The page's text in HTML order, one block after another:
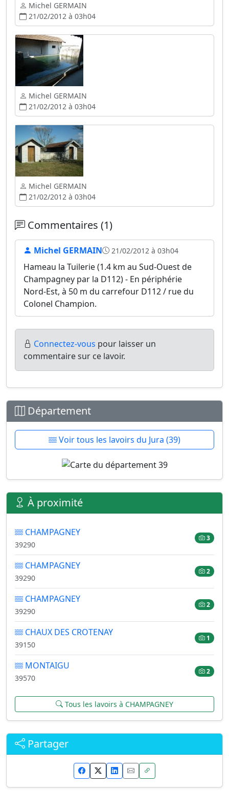
Michel GERMAIN
21/02/2012 à 03h04
Michel GERMAIN
21/02/2012 à 03h04
Michel GERMAIN
21/02/2012 à 03h04
Commentaires (1)
Michel GERMAIN 21/02/2012 à 03h04
Hameau la Tuilerie (1.4 km au Sud-Ouest de
Champagney par la D112) - En périphérie
Nord-Est, à 50 m du carrefour D112 / rue du
Colonel Champion.
Connectez-vous pour laisser un
commentaire sur ce lavoir.
Département
Voir tous les lavoirs du Jura (39)
À proximité
CHAMPAGNEY
39290
3
CHAMPAGNEY
39290
2
CHAMPAGNEY
39290
2
CHAUX DES CROTENAY
39150
1
MONTAIGU
39570
2
Tous les lavoirs à CHAMPAGNEY
Partager